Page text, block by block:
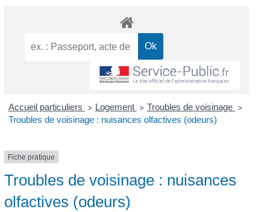
Accueil particuliers > Logement > Troubles de voisinage >
Troubles de voisinage : nuisances olfactives (odeurs)
Fiche pratique
Troubles de voisinage : nuisances
olfactives (odeurs)